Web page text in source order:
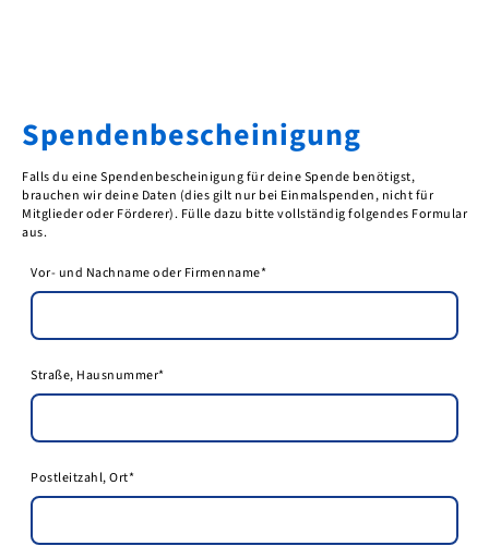
Spendenbescheinigung
Falls du eine Spendenbescheinigung für deine Spende benötigst,
brauchen wir deine Daten (dies gilt nur bei Einmalspenden, nicht für
Mitglieder oder Förderer). Fülle dazu bitte vollständig folgendes Formular
aus.
Vor- und Nachname oder Firmenname*
Straße, Hausnummer*
Postleitzahl, Ort*